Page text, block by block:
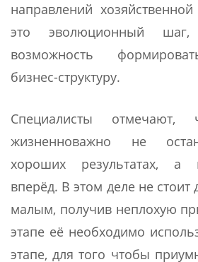
направлений
это эволюционный
возможность
бизнес-структуру.
Специалисты
жизненноважно не
хороших результатах, а
вперёд. В этом деле не стоит
малым, получив неплохую
этапе её необходимо
этапе, для того чтобы